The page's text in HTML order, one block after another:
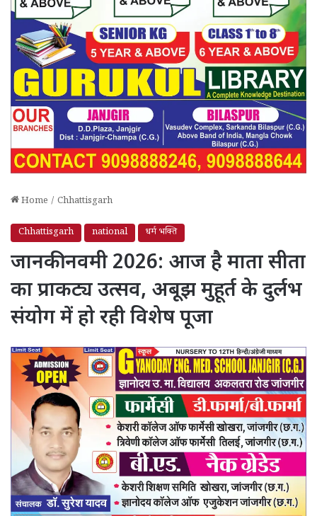
Home / Chhattisgarh
Chhattisgarh national धर्म भक्ति
जानकी नवमी 2026: आज है माता सीता
का प्राकट्य उत्सव, अबूझ मुहूर्त के दुर्लभ
संयोग में हो रही विशेष पूजा